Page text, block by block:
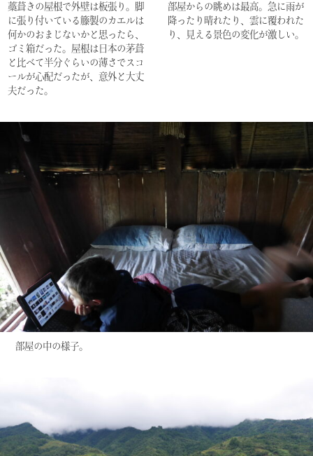
藁葺きの屋根で外壁は板張り。脚
に張り付いている籐製のカエルは
何かのおまじないかと思ったら、
ゴミ箱だった。屋根は日本の茅葺
と比べて半分ぐらいの薄さでスコ
ールが心配だったが、意外と大丈
夫だった。
部屋からの眺めは最高。急に雨が
降ったり晴れたり、雲に覆われた
り、見える景色の変化が激しい。
部屋の中の様子。